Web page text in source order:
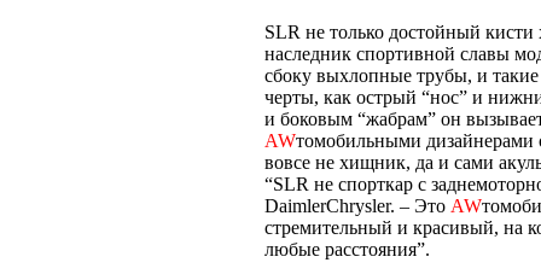
SLR не только достойный
наследник спортивной славы
сбоку выхлопные трубы, и
черты, как острый “нос” и
и боковым “жабрам” он
AWтомобильными дизайнерами
вовсе не хищник, да и сами
“SLR не спорткар с
DaimlerChrysler. – Это AW
стремительный и красивый, на
любые расстояния”.